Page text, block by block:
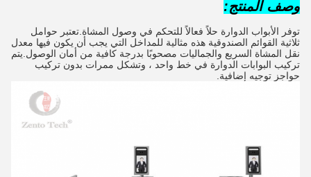
وصف المنتج:
حواجز توجيه إضافية.